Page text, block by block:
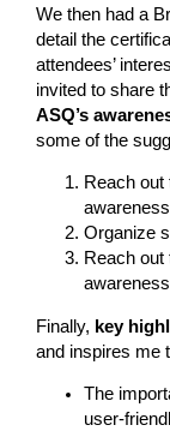
We then had a
detail the
attendees’
invited to share
ASQ’s
some of the
Reach
Organize
Reach
Finally, key
and inspires me
The
user-